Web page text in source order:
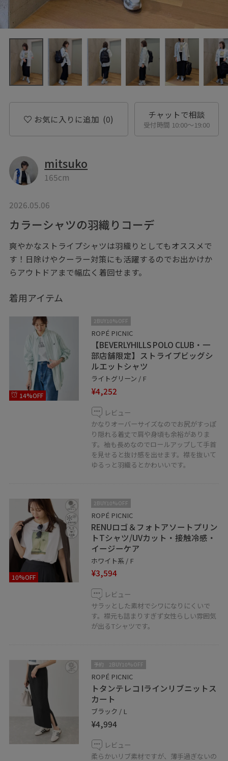
お気に入りに追加 (0) チャットで相談
受付時間 10:00〜19:00
mitsuko
165cm
2026.05.06
カラーシャツの羽織りコーデ
爽やかなストライプシャツは羽織りとしてもオススメで
す！日除けやクーラー対策にも活躍するのでお出かけか
らアウトドアまで幅広く着回せます。
着用アイテム
14%OFF
2BUY10%OFF
ROPÉ PICNIC
【BEVERLYHILLS POLO CLUB・一
部店舗限定】ストライプビッグシ
ルエットシャツ
ライトグリーン / F
¥4,252
レビュー
かなりオーバーサイズなのでお尻がすっぽ
り隠れる着丈で肩や身頃も余裕がありま
す。袖も長めなのでロールアップして手首
を見せると抜け感を出せます。襟を抜いて
ゆるっと羽織るとかわいいです。
10%OFF
2BUY10%OFF
ROPÉ PICNIC
RENUロゴ＆フォトアソートプリン
トTシャツ/UVカット・接触冷感・
イージーケア
ホワイト系 / F
¥3,594
レビュー
サラッとした素材でシワになりにくいで
す。襟元も詰まりすぎず女性らしい雰囲気
が出るTシャツです。
予約 2BUY10%OFF
ROPÉ PICNIC
トタンテレコ Iラインリブニットス
カート
ブラック / L
¥4,994
レビュー
柔らかいリブ素材ですが、薄手過ぎないの